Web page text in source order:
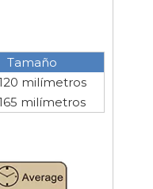
Tamaño
milímetros
milímetros